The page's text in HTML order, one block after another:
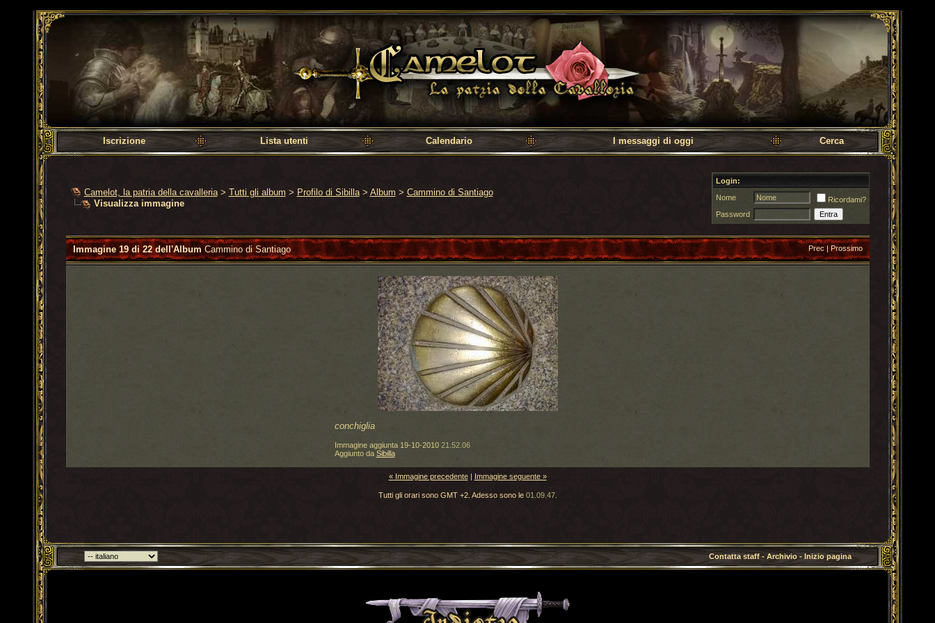
Camelot, la patria della cavalleria
Iscrizione Lista utenti Calendario I messaggi di oggi Cerca
Camelot, la patria della cavalleria > Tutti gli album > Profilo di Sibilla > Album > Cammino di Santiago
Visualizza immagine
Login:
Nome
Ricordami?
Password
Prec|Prossimo
Immagine 19 di 22 dell'AlbumCammino di Santiago
conchiglia
Immagine aggiunta19-10-2010 21.52.06
Aggiunto da Sibilla
« Immagine precedente| Immagine seguente »
Tutti gli orari sono GMT +2. Adesso sono le 01.09.47.
Contatta staff- Archivio- Inizio pagina
Torna indietro